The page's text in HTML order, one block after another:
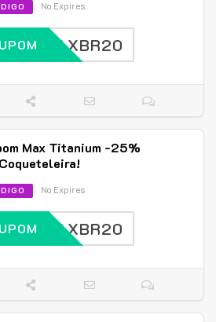
No Expires
MAXBR20
Max Titanium -25%
No Expires
MAXBR20